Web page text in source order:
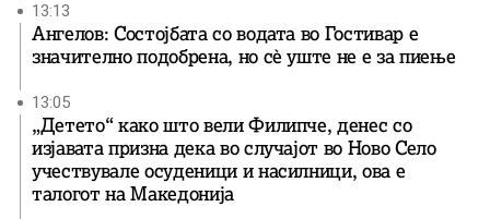
13:13
Ангелов: Состојбата со водата во Гостивар е
значително подобрена, но сè уште не е за пиење
13:05
„Детето“ како што вели Филипче, денес со
изјавата призна дека во случајот во Ново Село
учествувале осуденици и насилници, ова е
талогот на Македонија